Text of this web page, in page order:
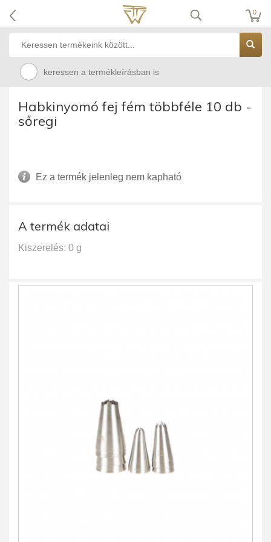
0
keressen a termékleírásban is
Habkinyomó fej fém többféle 10 db -
sőregi
Ez a termék jelenleg nem kapható
A termék adatai
Kiszerelés: 0 g